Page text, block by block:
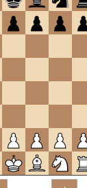
te
openen.